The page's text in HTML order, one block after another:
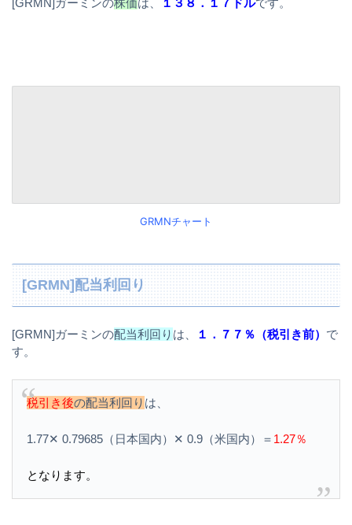
[GRMN]ガーミンの株価は、 １３８．１７ドルです。
GRMNチャート
[GRMN]配当利回り
[GRMN]ガーミンの配当利回り は、 １．７７％（税引き前） で
す。
税引き後の配当利回り は、
1.77✕ 0.79685（日本国内）✕ 0.9（米国内）＝ 1.27％
となります。